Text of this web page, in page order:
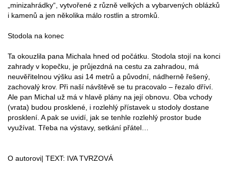
„minizahrádky“, vytvořené z různě velkých a vybarvených oblázků
i kamenů a jen několika málo rostlin a stromků.
Stodola na konec
Ta okouzlila pana Michala hned od počátku. Stodola stojí na konci
zahrady v kopečku, je průjezdná na cestu za zahradou, má
neuvěřitelnou výšku asi 14 metrů a původní, nádherně řešený,
zachovalý krov. Při naší návštěvě se tu pracovalo – řezalo dříví.
Ale pan Michal už má v hlavě plány na její obnovu. Oba vchody
(vrata) budou prosklené, i rozlehlý přístavek u stodoly dostane
prosklení. A pak se uvidí, jak se tenhle rozlehlý prostor bude
využívat. Třeba na výstavy, setkání přátel…
O autorovi| TEXT: IVA TVRZOVÁ